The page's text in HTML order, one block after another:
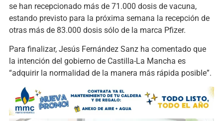
se han recepcionado más de 71.000 dosis de vacuna,
estando previsto para la próxima semana la recepción de
otras más de 83.000 dosis sólo de la marca Pfizer.
Para finalizar, Jesús Fernández Sanz ha comentado que
la intención del gobierno de Castilla-La Mancha es
“adquirir la normalidad de la manera más rápida posible”.